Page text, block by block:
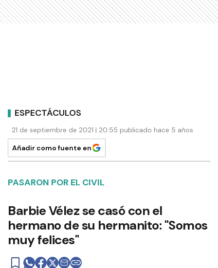
ESPECTÁCULOS
21 de septiembre de 2021 | 20:55 publicado hace 5 años
Añadir como fuente en
PASARON POR EL CIVIL
Barbie Vélez se casó con el
hermano de su hermanito: "Somos
muy felices"